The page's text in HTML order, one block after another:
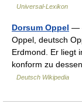
Universal-Lexikon
Dorsum Oppel —
Oppel, deutsch
Erdmond. Er liegt
konform zu
Deutsch Wikipedia